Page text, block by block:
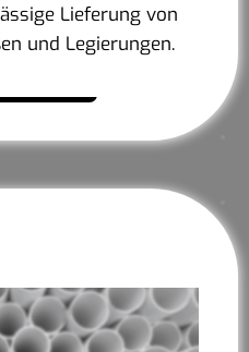
Lieferung von
und Legierungen.